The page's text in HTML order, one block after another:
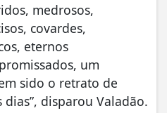
medrosos,
covardes,
eternos
um
sido o retrato de
disparou Valadão.